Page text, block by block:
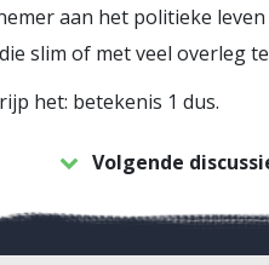
aan het politieke
slim of met veel overleg
het: betekenis 1 dus.
Volgende